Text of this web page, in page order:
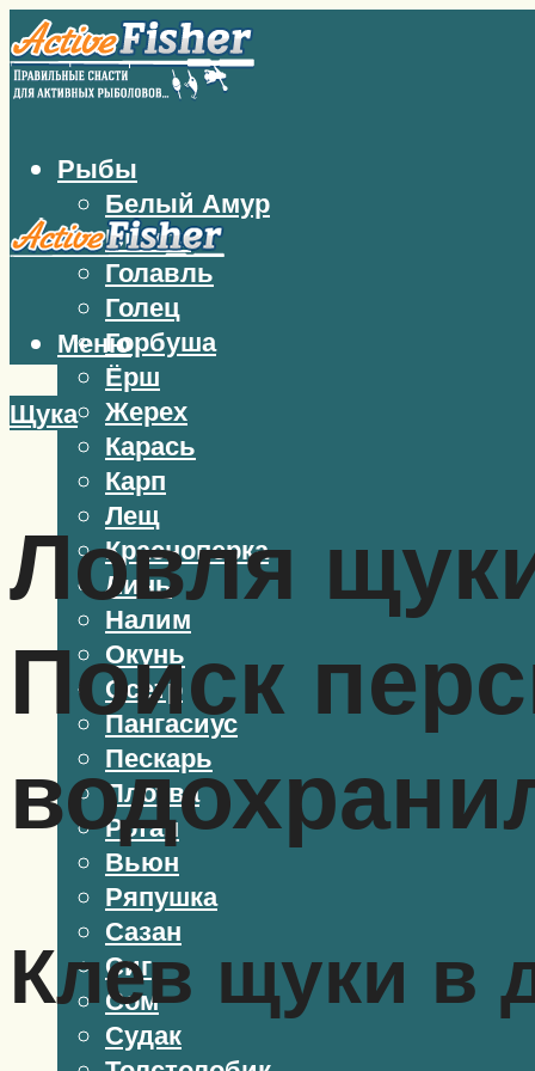
Рыбы
Белый Амур
Бычок
Голавль
Голец
Горбуша
Ёрш
Жерех
Карась
Карп
Лещ
Красноперка
Линь
Налим
Окунь
Осетр
Пангасиус
Пескарь
Плотва
Ротан
Вьюн
Ряпушка
Сазан
Сиг
Сом
Судак
Меню
Щука
Ловля
Поиск
Клев щуки в